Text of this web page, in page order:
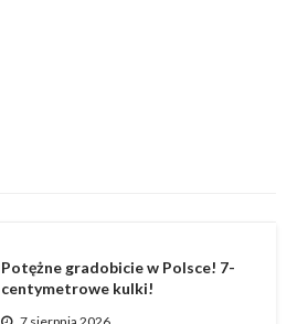
Potężne gradobicie w Polsce! 7-
centymetrowe kulki!